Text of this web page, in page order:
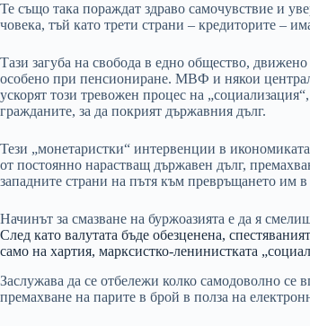
Те също така пораждат здраво самочувствие и
човека, тъй като трети страни – кредиторите –
Тази загуба на свобода в едно общество,
особено при пенсиониране. МВФ и някои
ускорят този тревожен процес на
гражданите, за да покрият държавния дълг.
Тези „монетаристки“ интервенции в
от постоянно нарастващ държавен дълг,
западните страни на пътя към превръщането им
Начинът за смазване на буржоазията е да я
След като валутата бъде обезценена,
само на хартия, марксистко-ленинистката
Заслужава да се отбележи колко самодоволно се
премахване на парите в брой в полза на